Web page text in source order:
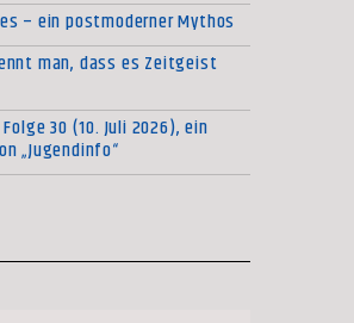
– ein postmoderner Mythos
man, dass es Zeitgeist
30 (10. Juli 2026), ein
„Jugendinfo“